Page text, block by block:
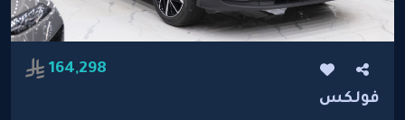
164,298
فولكس